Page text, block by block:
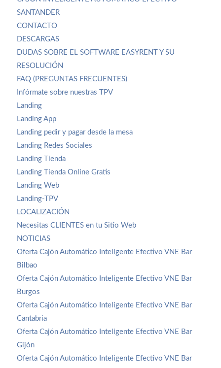
SANTANDER
CONTACTO
DESCARGAS
DUDAS SOBRE EL SOFTWARE EASYRENT Y SU
RESOLUCIÓN
FAQ (PREGUNTAS FRECUENTES)
Infórmate sobre nuestras TPV
Landing
Landing App
Landing pedir y pagar desde la mesa
Landing Redes Sociales
Landing Tienda
Landing Tienda Online Gratis
Landing Web
Landing-TPV
LOCALIZACIÓN
Necesitas CLIENTES en tu Sitio Web
NOTICIAS
Oferta Cajón Automático Inteligente Efectivo VNE Bar
Bilbao
Oferta Cajón Automático Inteligente Efectivo VNE Bar
Burgos
Oferta Cajón Automático Inteligente Efectivo VNE Bar
Cantabria
Oferta Cajón Automático Inteligente Efectivo VNE Bar
Gijón
Oferta Cajón Automático Inteligente Efectivo VNE Bar